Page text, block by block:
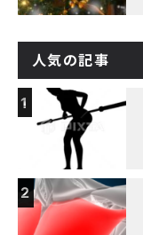
人気の記事
1
2